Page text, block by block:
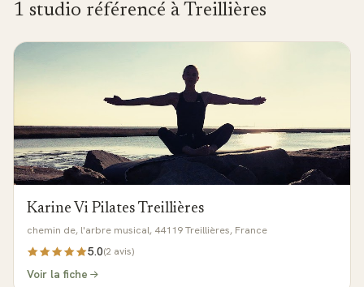
1 studio référencé à Treillières
Karine Vi Pilates Treillières
chemin de, l'arbre musical, 44119 Treillières, France
5.0(2 avis)
Voir la fiche